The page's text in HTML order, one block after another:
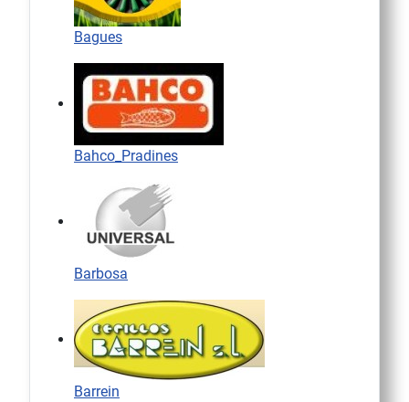
Bagues
Bahco_Pradines
Barbosa
Barrein